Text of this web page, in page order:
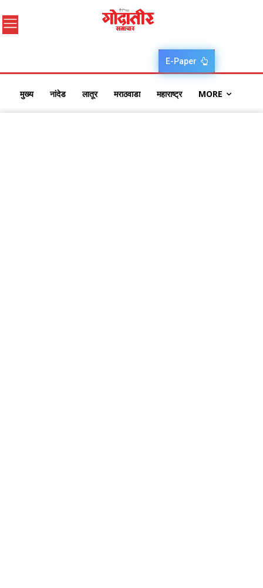
E-Paper
मुख्य नांदेड लातूर मराठवाडा महाराष्ट्र MORE